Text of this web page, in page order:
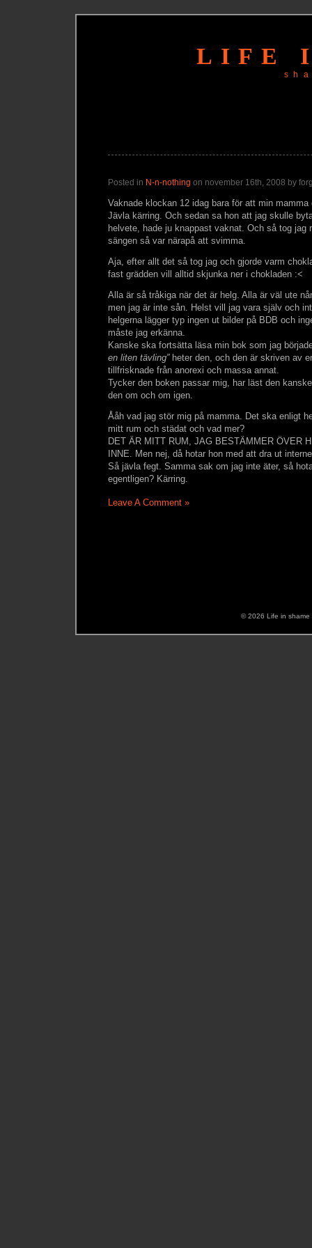
LIFE
Posted in N-n-nothing on november 16th, 2008 by
Vaknade klockan 12 idag bara för att min
Jävla kärring. Och sedan sa hon att jag skulle
helvete, hade ju knappast vaknat. Och så tog jag
sängen så var närapå att svimma.
Aja, efter allt det så tog jag och gjorde varm
fast grädden vill alltid skjunka ner i chokladen :<
Alla är så tråkiga när det är helg. Alla är väl ute
men jag är inte sån. Helst vill jag vara själv och
helgerna lägger typ ingen ut bilder på BDB och
måste jag erkänna.
Kanske ska fortsätta läsa min bok som jag
en liten tävling”heter den, och den är skriven av
tillfrisknade från anorexi och massa annat.
Tycker den boken passar mig, har läst den
den om och om igen.
Ååh vad jag stör mig på mamma. Det ska enligt
mitt rum och städat och vad mer?
DET ÄR MITT RUM, JAG BESTÄMMER ÖVER
INNE. Men nej, då hotar hon med att dra ut
Så jävla fegt. Samma sak om jag inte äter, så
egentligen? Kärring.
Leave A Comment »
© 2026 Life in